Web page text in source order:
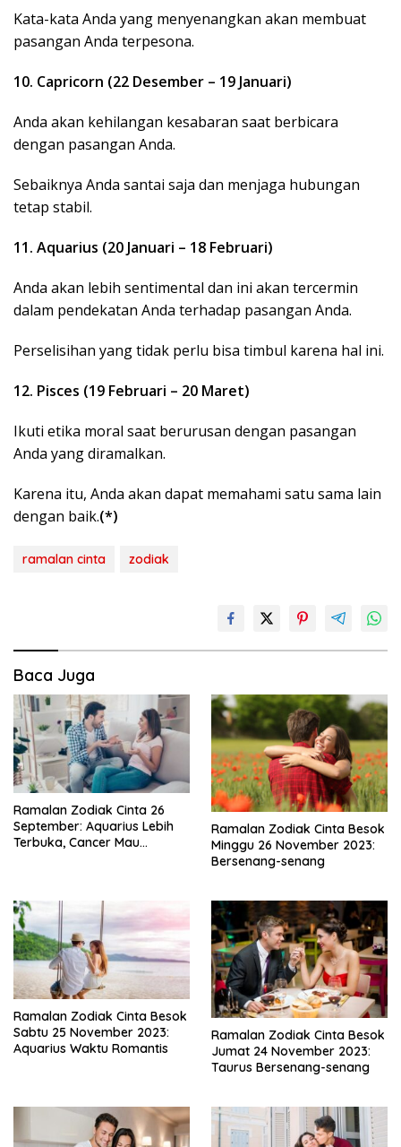
Kata-kata Anda yang menyenangkan akan membuat
pasangan Anda terpesona.
10. Capricorn (22 Desember – 19 Januari)
Anda akan kehilangan kesabaran saat berbicara
dengan pasangan Anda.
Sebaiknya Anda santai saja dan menjaga hubungan
tetap stabil.
11. Aquarius (20 Januari – 18 Februari)
Anda akan lebih sentimental dan ini akan tercermin
dalam pendekatan Anda terhadap pasangan Anda.
Perselisihan yang tidak perlu bisa timbul karena hal ini.
12. Pisces (19 Februari – 20 Maret)
Ikuti etika moral saat berurusan dengan pasangan
Anda yang diramalkan.
Karena itu, Anda akan dapat memahami satu sama lain
dengan baik.(*)
ramalan cinta zodiak
Baca Juga
Ramalan Zodiak Cinta 26
September: Aquarius Lebih
Terbuka, Cancer Mau
Ramalan Zodiak Cinta Besok
Minggu 26 November 2023:
Bersenang-senang
Ramalan Zodiak Cinta Besok
Sabtu 25 November 2023:
Aquarius Waktu Romantis
Ramalan Zodiak Cinta Besok
Jumat 24 November 2023:
Taurus Bersenang-senang